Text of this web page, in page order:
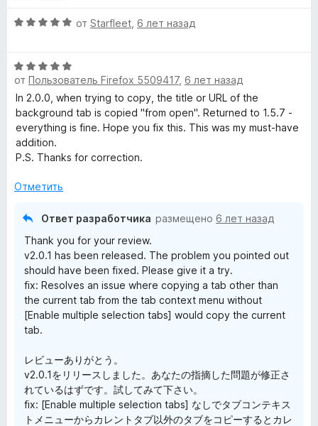
5
н
и
з
5
О
н
е
н
о
н
а
5
з
от Starfleet 6 лет назад
О
ц
е
н
е
н
о
а
от Пользователь Firefox 5509417, 6 лет назад
In 2.0.0, when trying to copy, the title or URL of the
background tab is copied "from open". Returned to 1.5.7 -
everything is fine. Hope you fix this. This was my must-have
addition.
P.S. Thanks for correction.
Отметить
Ответ разработчика размещено 6 лет назад
Thank you for your review.
v2.0.1 has been released. The problem you pointed out
should have been fixed. Please give it a try.
fix: Resolves an issue where copying a tab other than
the current tab from the tab context menu without
[Enable multiple selection tabs] would copy the current
tab.
レビューありがとう。
v2.0.1をリリースしました。あなたの指摘した問題が修正さ
れているはずです。試してみて下さい。
fix: [Enable multiple selection tabs] なしでタブコンテキス
トメニューからカレントタブ以外のタブをコピーするとカレ